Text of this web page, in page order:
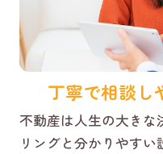
丁寧で相談し
不動産は人生の大きな
リングと分かりやす